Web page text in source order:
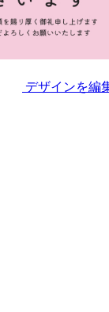
デザインを編